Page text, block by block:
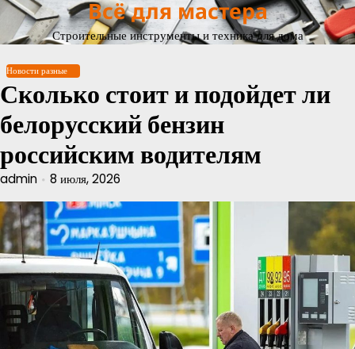
Перейти
содержимому
Всё для мастера
Строительные инструменты и техника для дома
Новости разные
Сколько стоит и подойдет ли
белорусский бензин
российским водителям
admin 8 июля, 2026